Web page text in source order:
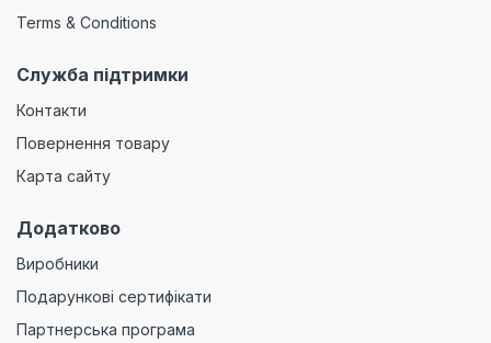
Terms & Conditions
Служба підтримки
Контакти
Повернення товару
Карта сайту
Додатково
Виробники
Подарункові сертифікати
Партнерська програма